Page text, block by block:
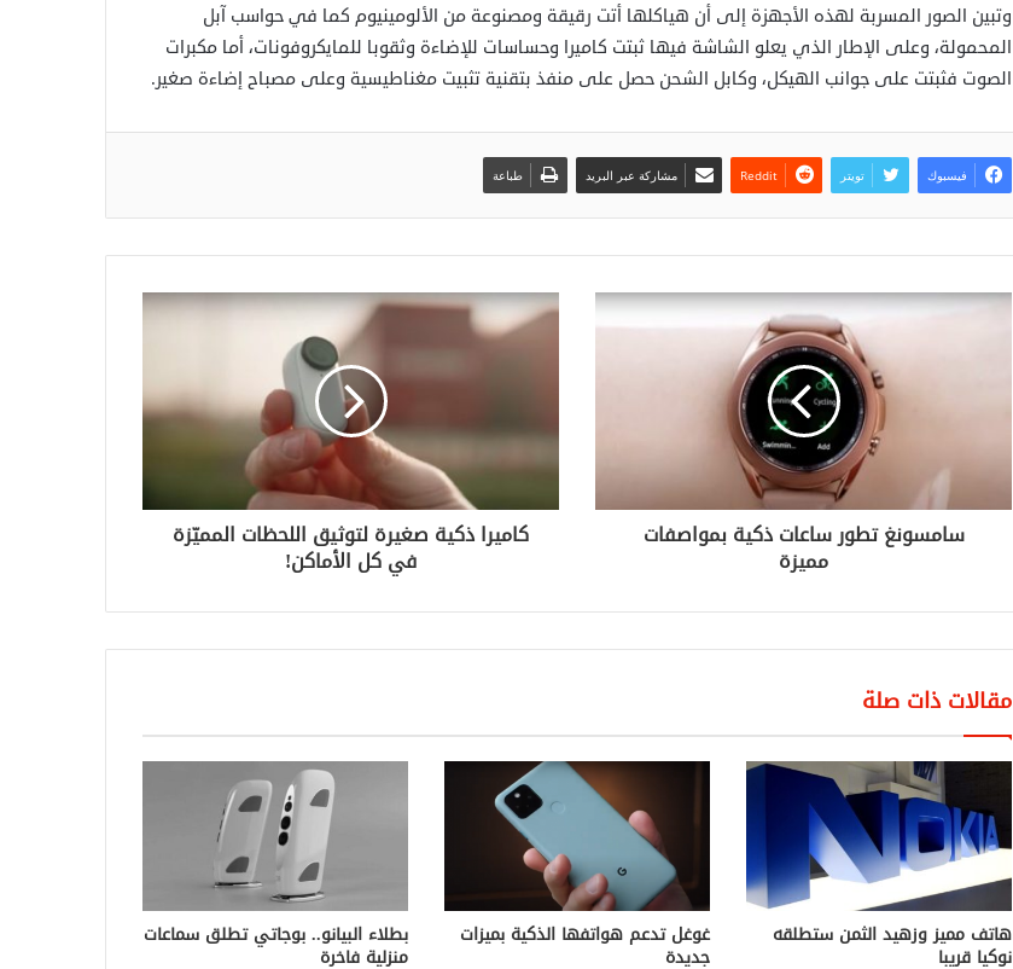
وتبين الصور المسربة لهذه الأجهزة إلى أن هياكلها أتت رقيقة ومصنوعة من الألومينيوم كما في حواسب آبل
المحمولة، وعلى الإطار الذي يعلو الشاشة فيها ثبتت كاميرا وحساسات للإضاءة وثقوبا للمايكروفونات، أما مكبرات
الصوت فثبتت على جوانب الهيكل، وكابل الشحن حصل على منفذ بتقنية تثبيت مغناطيسية وعلى مصباح إضاءة صغير.
فيسبوك تويتر مشاركة عبر البريد طباعة
سامسونغ تطور ساعات ذكية بمواصفات
مميزة
كاميرا ذكية صغيرة لتوثيق اللحظات المميّزة
في كل الأماكن!
مقالات ذات صلة
هاتف مميز وزهيد الثمن ستطلقه
نوكيا قريبا
غوغل تدعم هواتفها الذكية بميزات
جديدة
بطلاء البيانو.. بوجاتي تطلق سماعات
منزلية فاخرة